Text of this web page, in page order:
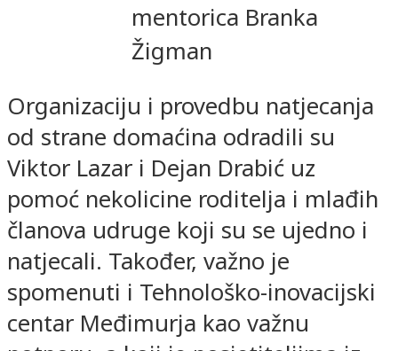
mentorica Branka
Žigman
Organizaciju i provedbu natjecanja
od strane domaćina odradili su
Viktor Lazar i Dejan Drabić uz
pomoć nekolicine roditelja i mlađih
članova udruge koji su se ujedno i
natjecali. Također, važno je
spomenuti i Tehnološko-inovacijski
centar Međimurja kao važnu